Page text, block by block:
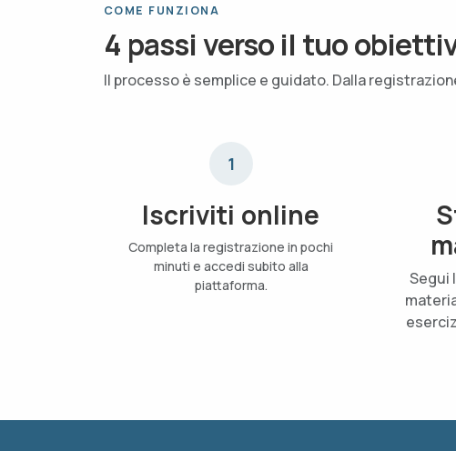
COME FUNZIONA
4 passi verso il tuo
Il processo è semplice e guidato. Dalla
1
Iscriviti online
Completa la registrazione in pochi
minuti e accedi subito alla
piattaforma.
Segui